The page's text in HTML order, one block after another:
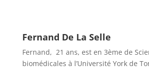
Fernand De La Selle
Fernand, 21 ans, est en 3ème de
biomédicales à l’Université York de